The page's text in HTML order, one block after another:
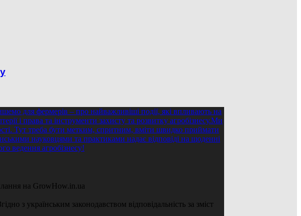
на GrowHow.in.ua
з українським законодавством відповідальність за зміст